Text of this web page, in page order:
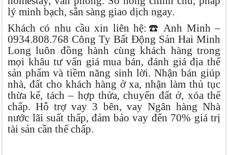
lý minh bạch, sẵn sàng giao dịch ngay.
Khách có nhu cầu xin liên hệ: ☎ ️ Anh Minh –
0934.808.768 Công Ty Bất Động Sản Hai Minh
Long luôn đồng hành cùng khách hàng trong
mọi khâu tư vấn giá mua bán, đánh giá địa thế
sản phẩm và tiềm năng sinh lời. Nhận bán giúp
nhà, đất cho khách hàng ở xa, nhận làm thủ tục
thừa kế, tách – hợp thửa, chuyển đất ở, xóa thế
chấp. Hỗ trợ vay 3 bên, vay Ngân hàng Nhà
nước lãi suất thấp, đảm bảo vay đến 70% giá trị
tài sản cần thế chấp.